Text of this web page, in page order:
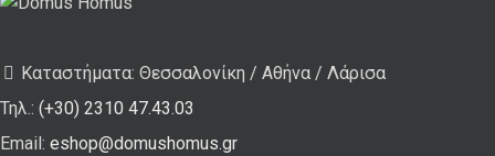
Καταστήματα: Θεσσαλονίκη / Αθήνα / Λάρισα
Τηλ.: (+30) 2310 47.43.03
Email: eshop@domushomus.gr